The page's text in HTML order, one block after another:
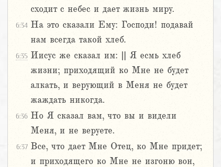
сходит с небес и дает жизнь миру.
6:34 На это сказали Ему: Господи! подавай
нам всегда такой хлеб.
6:35 Иисус же сказал им: || Я есмь хлеб
жизни; приходящий ко Мне не будет
алкать, и верующий в Меня не будет
жаждать никогда.
6:36 Но Я сказал вам, что вы и видели
Меня, и не веруете.
6:37 Все, что дает Мне Отец, ко Мне придет;
и приходящего ко Мне не изгоню вон,